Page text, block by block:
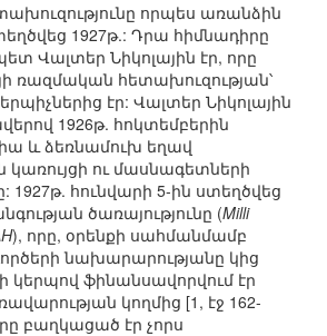
որպես առանձին
1927թ.: Դրա հիմնադիրը
Վալտեր Նիկոլային էր, որը
ռազմական հետախուզության՝
էր: Վալտեր Նիկոլային
1926թ. հոկտեմբերին
և ձեռնամուխ եղավ
ու մասնագետների
հունվարի 5-ին ստեղծվեց
ծառայությունը (Milli
), որը, օրենքի սահմանմամբ
նախարարությանը կից
կերպով ֆինանսավորվում էր
կողմից [1, էջ 162-
բաղկացած էր չորս